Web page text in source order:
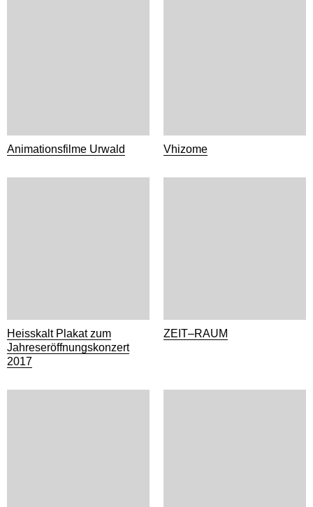
Animationsfilme Urwald Vhizome
Heisskalt Plakat zum
Jahreseröffnungskonzert
2017
ZEIT–RAUM